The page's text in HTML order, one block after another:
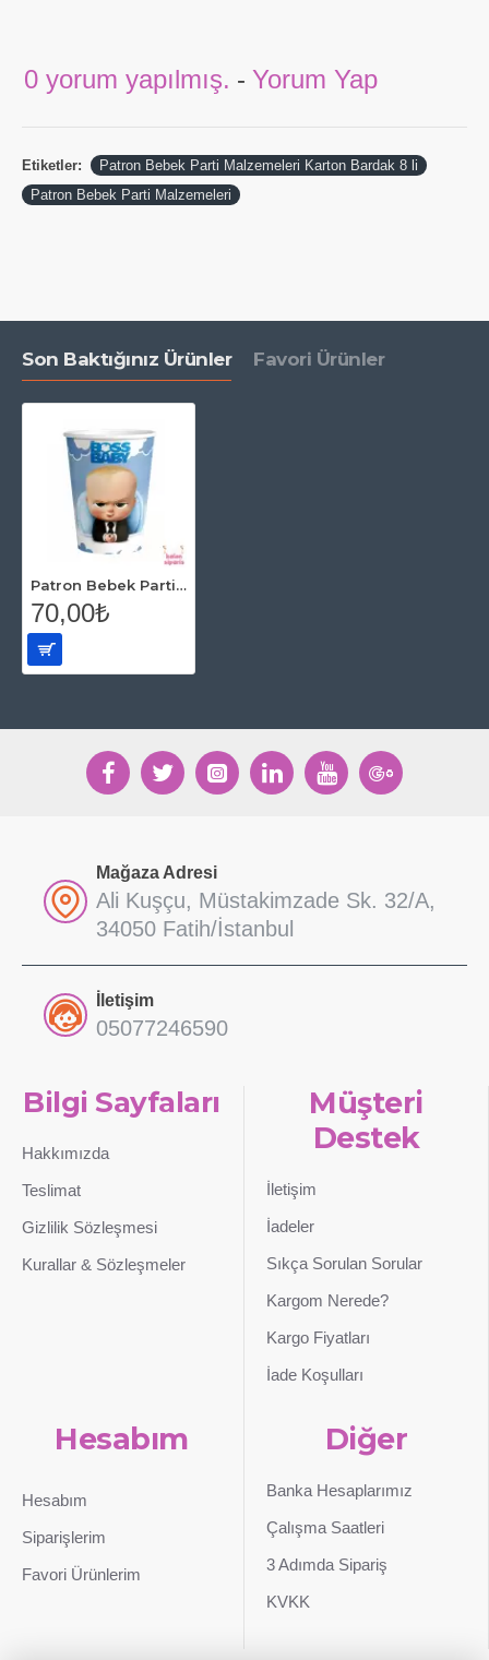
0 yorum yapılmış. - Yorum Yap
Etiketler:
Patron Bebek Parti Malzemeleri Karton Bardak 8 li
Patron Bebek Parti Malzemeleri
Son Baktığınız Ürünler Favori Ürünler
Patron Bebek Parti Malzemeleri Karton Bardak 8 li
70,00₺
Mağaza Adresi
Ali Kuşçu, Müstakimzade Sk. 32/A,
34050 Fatih/İstanbul
İletişim
05077246590
Bilgi Sayfaları
Hakkımızda
Teslimat
Gizlilik Sözleşmesi
Kurallar & Sözleşmeler
Müşteri
Destek
İletişim
İadeler
Sıkça Sorulan Sorular
Kargom Nerede?
Kargo Fiyatları
İade Koşulları
Hesabım
Hesabım
Siparişlerim
Favori Ürünlerim
Diğer
Banka Hesaplarımız
Çalışma Saatleri
3 Adımda Sipariş
KVKK